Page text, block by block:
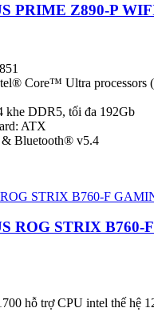
PRIME Z890-P
Core™ Ultra processors
khe DDR5, tối đa 192Gb
ATX
Bluetooth® v5.4
ROG STRIX B760-
hỗ trợ CPU intel thế hệ